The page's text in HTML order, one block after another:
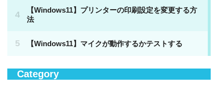
Category